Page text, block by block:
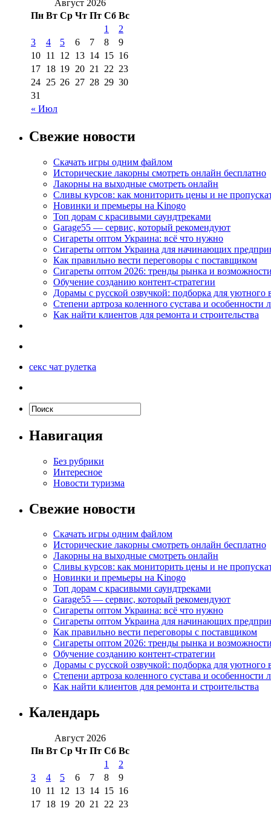
Август 2026
Пн Вт Ср Чт Пт Сб Вс
« Июл
1
2
3
4 5 6 7 8
9
10 11 12 13 14 15 16
17 18 19 20 21 22 23
24 25 26 27 28 29 30
31
Свежие новости
Скачать игры одним файлом
Исторические лакорны смотреть онлайн бесплатно
Лакорны на выходные смотреть онлайн
Сливы курсов: как мониторить цены и не
Новинки и премьеры на Kinogo
Топ дорам с красивыми саундтреками
Garage55 — сервис, который рекомендуют
Сигареты оптом Украина: всё что нужно
Сигареты оптом Украина для начинающих
Как правильно вести переговоры с поставщиком
Сигареты оптом 2026: тренды рынка и возможности
Обучение созданию контент-стратегии
Дорамы с русской озвучкой: подборка для уютного
Степени артроза коленного сустава и особенности
Как найти клиентов для ремонта и строительства
секс чат рулетка
Навигация
Без рубрики
Интересное
Новости туризма
Свежие новости
Скачать игры одним файлом
Исторические лакорны смотреть онлайн бесплатно
Лакорны на выходные смотреть онлайн
Сливы курсов: как мониторить цены и не
Новинки и премьеры на Kinogo
Топ дорам с красивыми саундтреками
Garage55 — сервис, который рекомендуют
Сигареты оптом Украина: всё что нужно
Сигареты оптом Украина для начинающих
Как правильно вести переговоры с поставщиком
Сигареты оптом 2026: тренды рынка и возможности
Обучение созданию контент-стратегии
Дорамы с русской озвучкой: подборка для уютного
Степени артроза коленного сустава и особенности
Как найти клиентов для ремонта и строительства
Календарь
Август 2026
Пн Вт Ср Чт Пт Сб Вс
1
2
3
4 5 6 7 8
9
10 11 12 13 14 15 16
17 18 19 20 21 22 23